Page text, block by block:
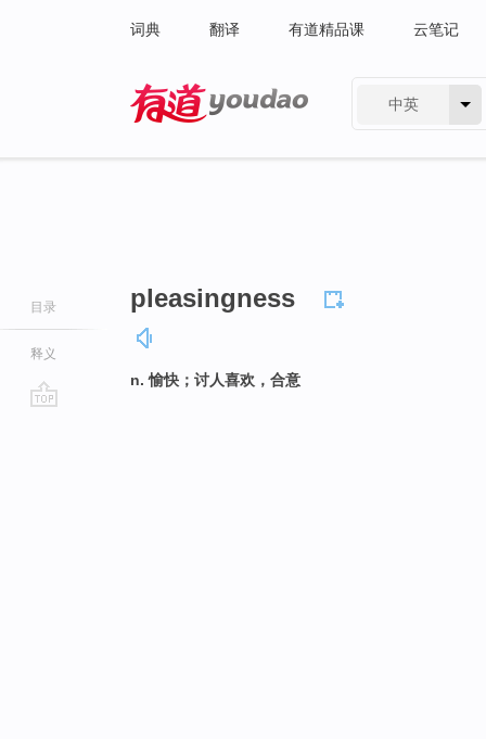
词典 翻译 有道精品课 云笔记
中英
目录
释义
pleasingness
n. 愉快；讨人喜欢，合意